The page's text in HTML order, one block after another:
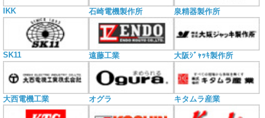
IKK 石崎電機製作所 泉精器製作所
SK11 遠藤工業 大阪ｼﾞｬｯｷ製作所
大西電機工業 オグラ キタムラ産業